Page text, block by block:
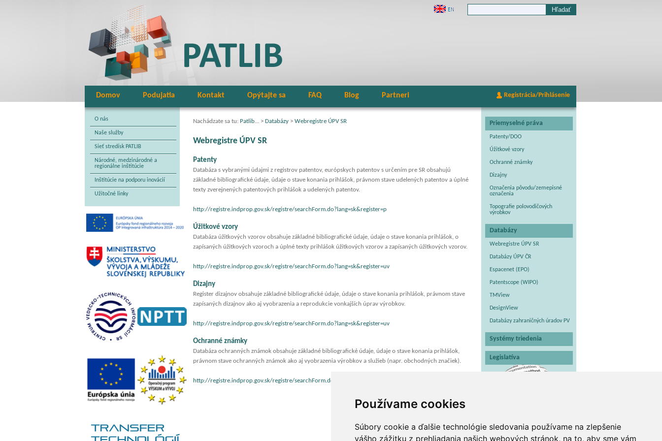
Používame cookies
Súbory cookie a ďalšie technológie sledovania používame na zlepšenie
vášho zážitku z prehliadania našich webových stránok, na to, aby sme vám
Domov Podujatia Kontakt Opýtajte sa FAQ Blog Partneri Registrácia/Prihlásenie
O nás
Naše služby
Sieť stredísk PATLIB
Národné, medzinárodné a
regionálne inštitúcie
Inštitúcie na podporu inovácií
Užitočné linky
Nachádzate sa tu: Patlib... > Databázy > Webregistre ÚPV SR
Webregistre ÚPV SR
Patenty
Databáza s vybranými údajmi z registrov patentov, európskych patentov s určením pre SR obsahujú
základné bibliografické údaje, údaje o stave konania prihlášok, právnom stave udelených patentov a úplné
texty zverejnených patentových prihlášok a udelených patentov.
http://registre.indprop.gov.sk/registre/searchForm.do?lang=sk&register=p
Úžitkové vzory
Databáza úžitkových vzorov obsahuje základné bibliografické údaje, údaje o stave konania prihlášok, o
zapísaných úžitkových vzoroch a úplné texty prihlášok úžitkových vzorov a zapísaných úžitkových vzorov.
http://registre.indprop.gov.sk/registre/searchForm.do?lang=sk&register=uv
Dizajny
Register dizajnov obsahuje základné bibliografické údaje, údaje o stave konania prihlášok, právnom stave
zapísaných dizajnov ako aj vyobrazenia a reprodukcie vonkajších úprav výrobkov.
http://registre.indprop.gov.sk/registre/searchForm.do?lang=sk&register=uv
Ochranné známky
Databáza ochranných známok obsahuje základné bibliografické údaje, údaje o stave konania prihlášok,
právnom stave ochranných známok ako aj vyobrazenia výrobkov a služieb (napr. obchodných značiek).
http://registre.indprop.gov.sk/registre/searchForm.do?lang=sk&register=uv
Priemyselné práva
Patenty/DOO
Úžitkové vzory
Ochranné známky
Dizajny
Označenia pôvodu/zemepisné
označenia
Topografie polovodičových
výrobkov
Databázy
Webregistre ÚPV SR
Databázy ÚPV ČR
Espacenet (EPO)
Patentscope (WIPO)
TMView
DesignView
Databázy zahraničných úradov PV
Systémy triedenia
Legislatíva